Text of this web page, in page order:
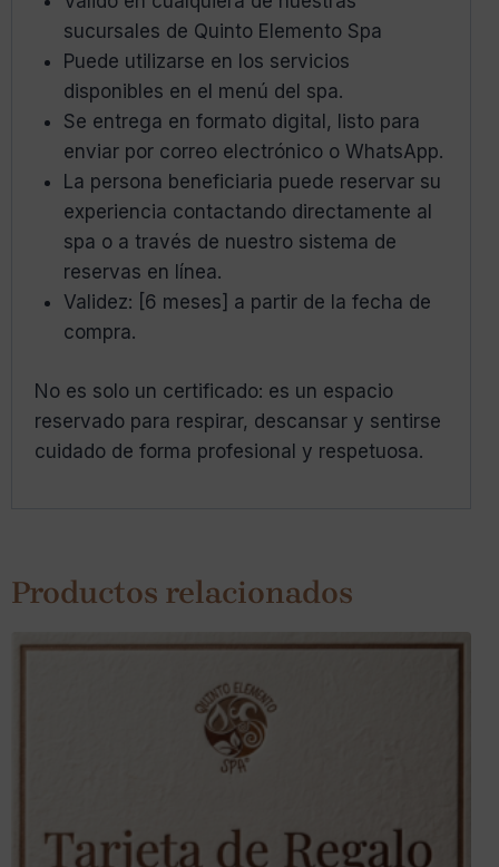
sucursales de Quinto Elemento Spa
Puede utilizarse en los servicios
disponibles en el menú del spa.
Se entrega en formato digital, listo para
enviar por correo electrónico o WhatsApp.
La persona beneficiaria puede reservar su
experiencia contactando directamente al
spa o a través de nuestro sistema de
reservas en línea.
Validez: [6 meses] a partir de la fecha de
compra.
No es solo un certificado: es un espacio
reservado para respirar, descansar y sentirse
cuidado de forma profesional y respetuosa.
Productos relacionados